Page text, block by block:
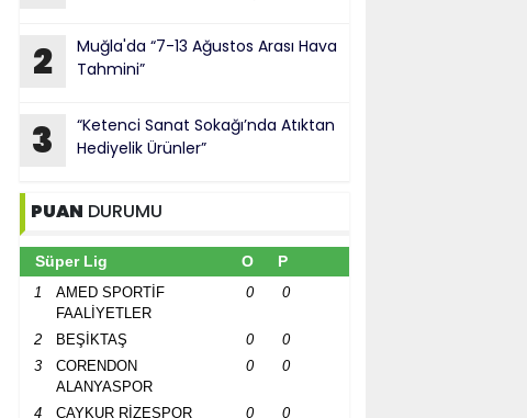
2
Muğla'da “7-13 Ağustos Arası Hava
Tahmini”
3
“Ketenci Sanat Sokağı’nda Atıktan
Hediyelik Ürünler”
PUAN DURUMU
Süper Lig O P
1
AMED SPORTİF
FAALİYETLER
0 0
2 BEŞİKTAŞ 0
0
3
CORENDON
ALANYASPOR
0 0
4 ÇAYKUR RİZESPOR 0
0